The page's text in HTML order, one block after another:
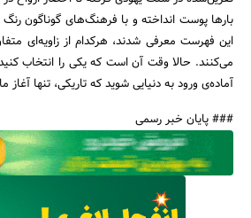
این فهرست معرفی شدند، هرکدام از زاویه‌ای
می‌کنند. حالا وقت آن است که یکی را انتخاب
آماده‌ی ورود به دنیایی شوید که تاریکی، تنها
### پایان خبر رسمی